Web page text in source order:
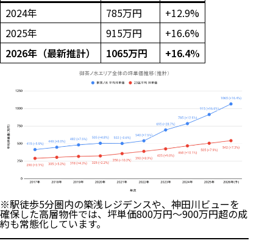
2024年
785万円
+12.9%
2025年
915万円
+16.6%
2026年（最新推計）
1065万円 +16.4%
※駅徒歩5分圏内の築浅レジデンスや、神田川ビューを
確保した高層物件では、坪単価800万円〜900万円超の成
約も常態化しています。